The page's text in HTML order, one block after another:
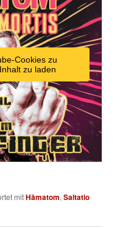
Cookies zu
zu laden
mitHämatom,Saltatio